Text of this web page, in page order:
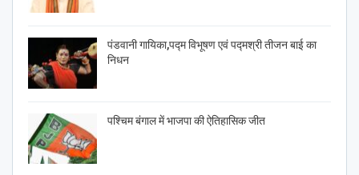
पंडवानी गायिका,पद्म विभूषण एवं पद्मश्री तीजन बाई का
निधन
पश्चिम बंगाल में भाजपा की ऐतिहासिक जीत